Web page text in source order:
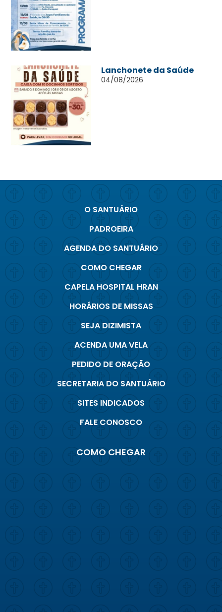
Lanchonete da Saúde
04/08/2026
O SANTUÁRIO
PADROEIRA
AGENDA DO SANTUÁRIO
COMO CHEGAR
CAPELA HOSPITAL HRAN
HORÁRIOS DE MISSAS
SEJA DIZIMISTA
ACENDA UMA VELA
PEDIDO DE ORAÇÃO
SECRETARIA DO SANTUÁRIO
SITES INDICADOS
FALE CONOSCO
COMO CHEGAR